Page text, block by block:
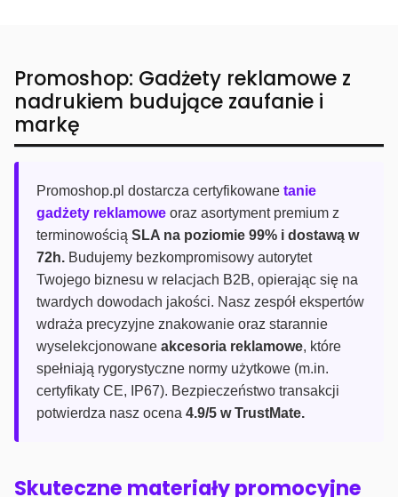
Promoshop: Gadżety reklamowe z
nadrukiem budujące zaufanie i
markę
Promoshop.pl dostarcza certyfikowane tanie
gadżety reklamowe oraz asortyment premium z
terminowością SLA na poziomie 99% i dostawą w
72h. Budujemy bezkompromisowy autorytet
Twojego biznesu w relacjach B2B, opierając się na
twardych dowodach jakości. Nasz zespół ekspertów
wdraża precyzyjne znakowanie oraz starannie
wyselekcjonowane akcesoria reklamowe, które
spełniają rygorystyczne normy użytkowe (m.in.
certyfikaty CE, IP67). Bezpieczeństwo transakcji
potwierdza nasz ocena 4.9/5 w TrustMate.
Skuteczne materiały promocyjne